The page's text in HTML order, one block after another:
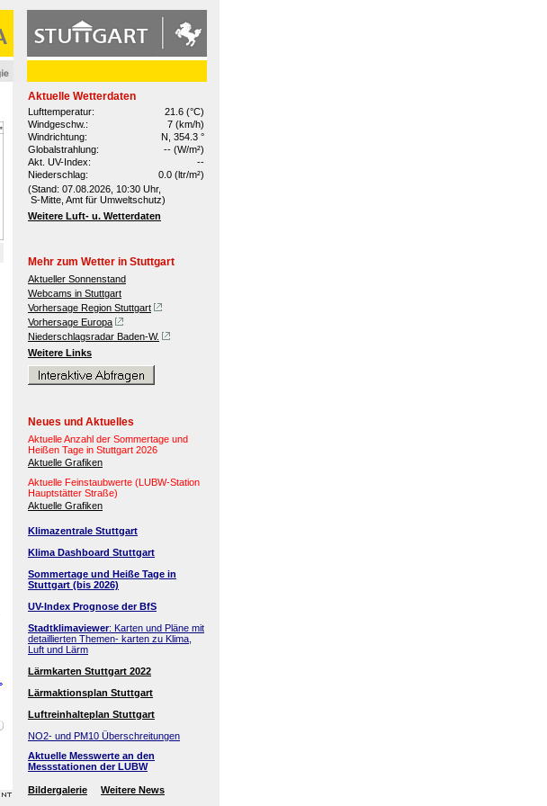
Aktuelle Wetterdaten
Lufttemperatur:
21.6 (°C)
Windgeschw.:
7 (km/h)
Windrichtung:
N, 354.3 °
Globalstrahlung:
-- (W/m²)
Akt. UV-Index:
--
Niederschlag:
0.0 (ltr/m²)
(Stand: 07.08.2026, 10:30 Uhr,
S-Mitte, Amt für Umweltschutz)
Weitere Luft- u. Wetterdaten
Mehr zum Wetter in Stuttgart
Aktueller Sonnenstand
Webcams in Stuttgart
Vorhersage Region Stuttgart
Vorhersage Europa
Niederschlagsradar Baden-W.
Weitere Links
Neues und Aktuelles
Aktuelle Anzahl der Sommertage und
Heißen Tage in Stuttgart 2026
Aktuelle Grafiken
Aktuelle Feinstaubwerte (LUBW-Station
Hauptstätter Straße)
Aktuelle Grafiken
Klimazentrale Stuttgart
Klima Dashboard Stuttgart
Sommertage und Heiße Tage in
Stuttgart (bis 2026)
UV-Index Prognose der BfS
Stadtklimaviewer: Karten und Pläne mit
detaillierten Themen- karten zu Klima,
Luft und Lärm
Lärmkarten Stuttgart 2022
Lärmaktionsplan Stuttgart
Luftreinhalteplan Stuttgart
NO2- und PM10 Überschreitungen
Aktuelle Messwerte an den
Messstationen der LUBW
Bildergalerie Weitere News